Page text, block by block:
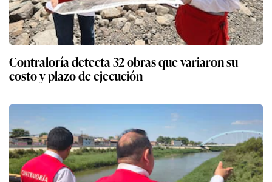
Contraloría detecta 32 obras que variaron su
costo y plazo de ejecución